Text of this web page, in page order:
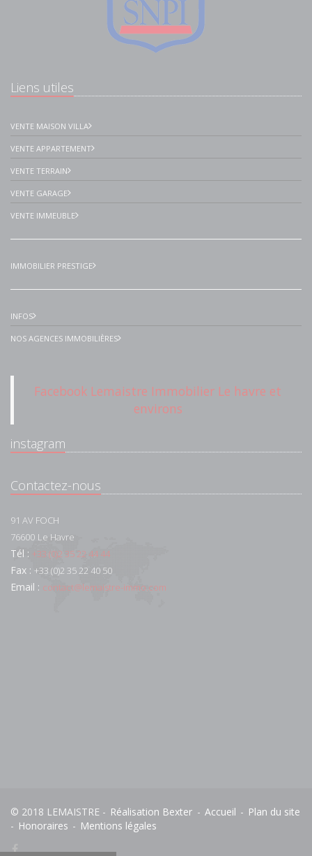
Liens utiles
VENTE MAISON VILLA
VENTE APPARTEMENT
VENTE TERRAIN
VENTE GARAGE
VENTE IMMEUBLE
IMMOBILIER PRESTIGE
INFOS
NOS AGENCES IMMOBILIÈRES
Facebook Lemaistre Immobilier Le havre et
environs
instagram
Contactez-nous
91 AV FOCH
76600 Le Havre
Tél : +33 (0)2 35 22 44 44
Fax : +33 (0)2 35 22 40 50
Email : contact@lemaistre-immo.com
© 2018 LEMAISTRE - Réalisation Bexter - Accueil - Plan du site
- Honoraires - Mentions légales